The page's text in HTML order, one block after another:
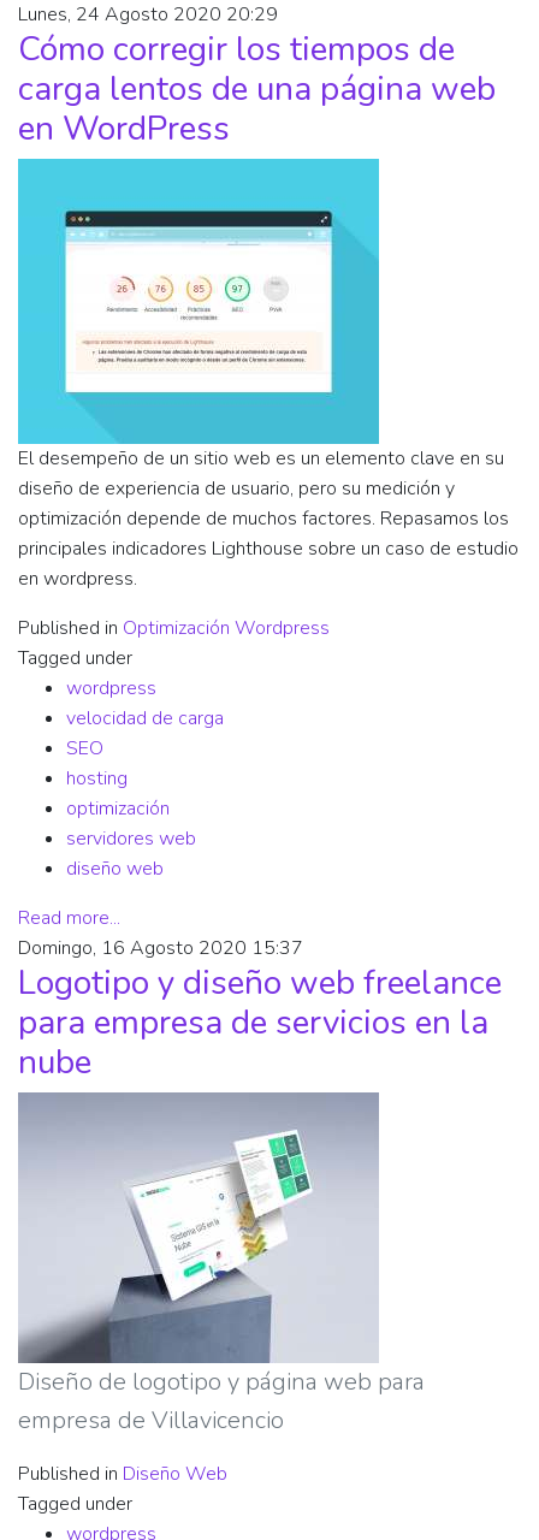
Lunes, 24 Agosto 2020 20:29
Cómo corregir los tiempos de
carga lentos de una página web
en WordPress
El desempeño de un sitio web es un elemento clave en su
diseño de experiencia de usuario, pero su medición y
optimización depende de muchos factores. Repasamos los
principales indicadores Lighthouse sobre un caso de estudio
en wordpress.
Published in Optimización Wordpress
Tagged under
wordpress
velocidad de carga
SEO
hosting
optimización
servidores web
diseño web
Read more...
Domingo, 16 Agosto 2020 15:37
Logotipo y diseño web freelance
para empresa de servicios en la
nube
Diseño de logotipo y página web para
empresa de Villavicencio
Published in Diseño Web
Tagged under
wordpress